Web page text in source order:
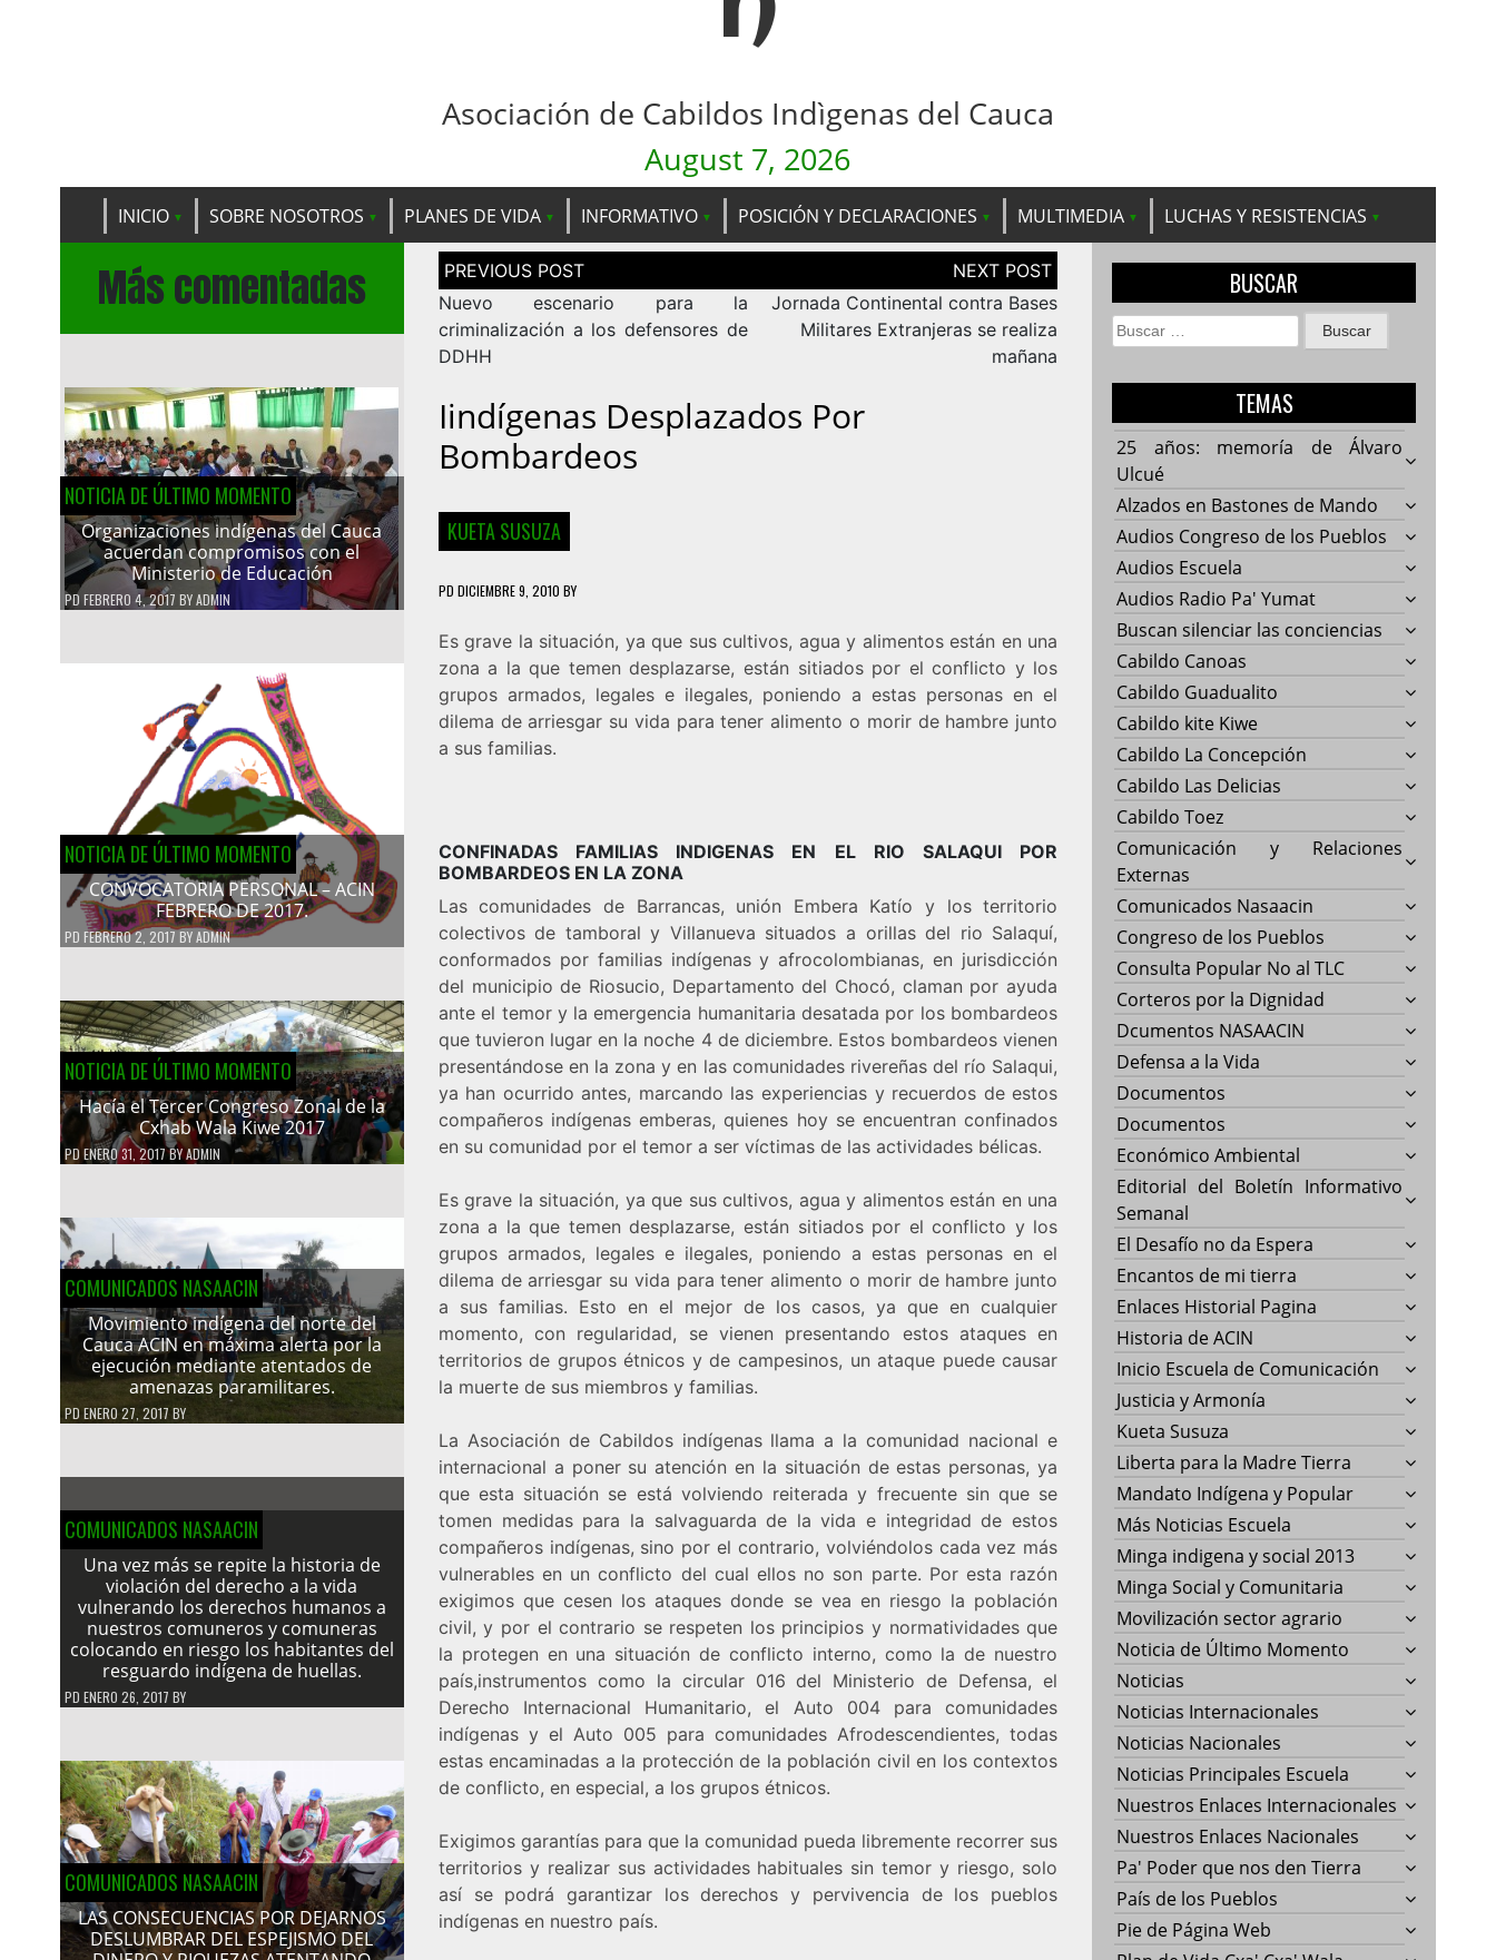
Asociación de Cabildos Indìgenas del Cauca
August 7, 2026
INICIO SOBRE NOSOTROS PLANES DE VIDA INFORMATIVO POSICIÓN Y DECLARACIONES MULTIMEDIA LUCHAS Y RESISTENCIAS
Más comentadas
NOTICIA DE ÚLTIMO MOMENTO
Organizaciones indígenas del Cauca
acuerdan compromisos con el
Ministerio de Educación
PD FEBRERO 4, 2017 BYADMIN
NOTICIA DE ÚLTIMO MOMENTO
CONVOCATORIA PERSONAL – ACIN
FEBRERO DE 2017.
PD FEBRERO 2, 2017BYADMIN
NOTICIA DE ÚLTIMO MOMENTO
Hacía el Tercer Congreso Zonal de la
Cxhab Wala Kiwe 2017
PDENERO 31, 2017BYADMIN
COMUNICADOS NASAACIN
Movimiento indígena del norte del
Cauca ACIN en máxima alerta por la
ejecución mediante atentados de
amenazas paramilitares.
PD ENERO 27, 2017 BY
COMUNICADOS NASAACIN
Una vez más se repite la historia de
violación del derecho a la vida
vulnerando los derechos humanos a
nuestros comuneros y comuneras
colocando en riesgo los habitantes del
resguardo indígena de huellas.
PD ENERO 26, 2017 BY
COMUNICADOS NASAACIN
LAS CONSECUENCIAS POR DEJARNOS
DESLUMBRAR DEL ESPEJISMO DEL
Navegación
de
entradas
Nuevo escenario para la
criminalización a los defensores de
DDHH
Jornada Continental contra Bases
Militares Extranjeras se realiza
mañana
Iindígenas Desplazados Por
Bombardeos
KUETA SUSUZA
PD DICIEMBRE 9, 2010 BY
Es grave la situación, ya que sus cultivos, agua y alimentos están en una
zona a la que temen desplazarse, están sitiados por el conflicto y los
grupos armados, legales e ilegales, poniendo a estas personas en el
dilema de arriesgar su vida para tener alimento o morir de hambre junto
a sus familias.
CONFINADAS FAMILIAS INDIGENAS EN EL RIO SALAQUI POR
BOMBARDEOS EN LA ZONA
Las comunidades de Barrancas, unión Embera Katío y los territorio
colectivos de tamboral y Villanueva situados a orillas del rio Salaquí,
conformados por familias indígenas y afrocolombianas, en jurisdicción
del municipio de Riosucio, Departamento del Chocó, claman por ayuda
ante el temor y la emergencia humanitaria desatada por los bombardeos
que tuvieron lugar en la noche 4 de diciembre. Estos bombardeos vienen
presentándose en la zona y en las comunidades rivereñas del río Salaqui,
ya han ocurrido antes, marcando las experiencias y recuerdos de estos
compañeros indígenas emberas, quienes hoy se encuentran confinados
en su comunidad por el temor a ser víctimas de las actividades bélicas.
Es grave la situación, ya que sus cultivos, agua y alimentos están en una
zona a la que temen desplazarse, están sitiados por el conflicto y los
grupos armados, legales e ilegales, poniendo a estas personas en el
dilema de arriesgar su vida para tener alimento o morir de hambre junto
a sus familias. Esto en el mejor de los casos, ya que en cualquier
momento, con regularidad, se vienen presentando estos ataques en
territorios de grupos étnicos y de campesinos, un ataque puede causar
la muerte de sus miembros y familias.
La Asociación de Cabildos indígenas llama a la comunidad nacional e
internacional a poner su atención en la situación de estas personas, ya
que esta situación se está volviendo reiterada y frecuente sin que se
tomen medidas para la salvaguarda de la vida e integridad de estos
compañeros indígenas, sino por el contrario, volviéndolos cada vez más
vulnerables en un conflicto del cual ellos no son parte. Por esta razón
exigimos que cesen los ataques donde se vea en riesgo la población
civil, y por el contrario se respeten los principios y normatividades que
la protegen en una situación de conflicto interno, como la de nuestro
país,instrumentos como la circular 016 del Ministerio de Defensa, el
Derecho Internacional Humanitario, el Auto 004 para comunidades
indígenas y el Auto 005 para comunidades Afrodescendientes, todas
estas encaminadas a la protección de la población civil en los contextos
de conflicto, en especial, a los grupos étnicos.
Exigimos garantías para que la comunidad pueda libremente recorrer sus
territorios y realizar sus actividades habituales sin temor y riesgo, solo
así se podrá garantizar los derechos y pervivencia de los pueblos
indígenas en nuestro país.
BUSCAR
Buscar:
TEMAS
25 años: memoría de Álvaro
Ulcué
Alzados en Bastones de Mando
Audios Congreso de los Pueblos
Audios Escuela
Audios Radio Pa' Yumat
Buscan silenciar las conciencias
Cabildo Canoas
Cabildo Guadualito
Cabildo kite Kiwe
Cabildo La Concepción
Cabildo Las Delicias
Cabildo Toez
Comunicación y Relaciones
Externas
Comunicados Nasaacin
Congreso de los Pueblos
Consulta Popular No al TLC
Corteros por la Dignidad
Dcumentos NASAACIN
Defensa a la Vida
Documentos
Documentos
Económico Ambiental
Editorial del Boletín Informativo
Semanal
El Desafío no da Espera
Encantos de mi tierra
Enlaces Historial Pagina
Historia de ACIN
Inicio Escuela de Comunicación
Justicia y Armonía
Kueta Susuza
Liberta para la Madre Tierra
Mandato Indígena y Popular
Más Noticias Escuela
Minga indigena y social 2013
Minga Social y Comunitaria
Movilización sector agrario
Noticia de Último Momento
Noticias
Noticias Internacionales
Noticias Nacionales
Noticias Principales Escuela
Nuestros Enlaces Internacionales
Nuestros Enlaces Nacionales
Pa' Poder que nos den Tierra
País de los Pueblos
Pie de Página Web